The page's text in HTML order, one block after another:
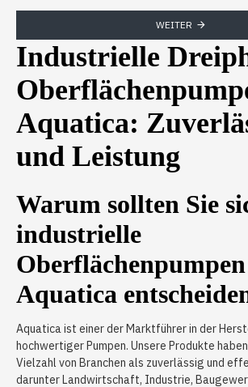
WEITER
Industrielle
Aquatica:
und Leistung
Warum sollten Sie
industrielle
Aquatica
Aquatica ist einer der Marktführer in der
hochwertiger Pumpen. Unsere Produkte
Vielzahl von Branchen als zuverlässig und
darunter Landwirtschaft, Industrie,